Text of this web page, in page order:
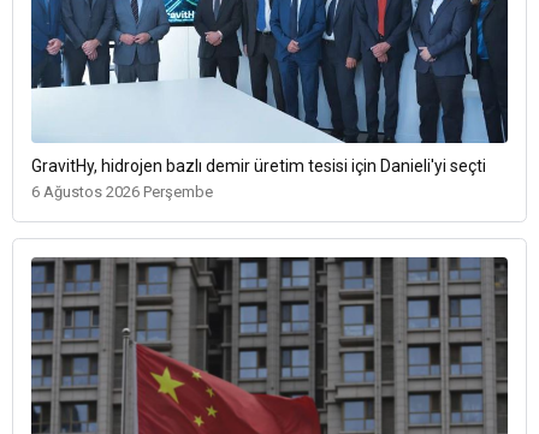
GravitHy, hidrojen bazlı demir üretim tesisi için Danieli'yi seçti
6 Ağustos 2026 Perşembe